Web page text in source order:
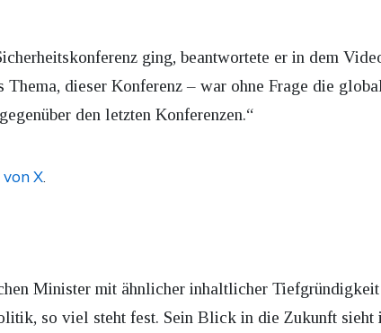
ging, beantwortete er in dem
dieser Konferenz – war ohne Frage die
den letzten Konferenzen.“
X
Minister mit ähnlicher inhaltlicher
so viel steht fest. Sein Blick in die Zukunft sieht